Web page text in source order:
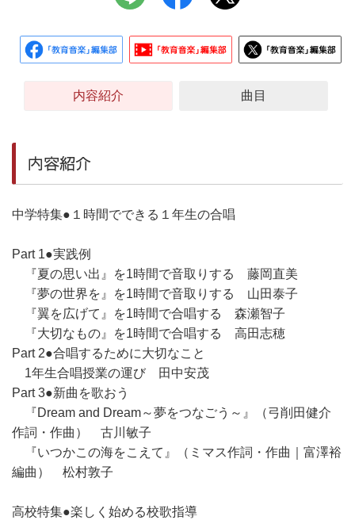
内容紹介 曲目
内容紹介
中学特集●１時間でできる１年生の合唱
Part 1●実践例
『夏の思い出』を1時間で音取りする 藤岡直美
『夢の世界を』を1時間で音取りする 山田泰子
『翼を広げて』を1時間で合唱する 森瀬智子
『大切なもの』を1時間で合唱する 高田志穂
Part 2●合唱するために大切なこと
1年生合唱授業の運び 田中安茂
Part 3●新曲を歌おう
『Dream and Dream～夢をつなごう～』（弓削田健介
作詞・作曲） 古川敏子
『いつかこの海をこえて』（ミマス作詞・作曲｜富澤裕
編曲） 松村敦子
高校特集●楽しく始める校歌指導